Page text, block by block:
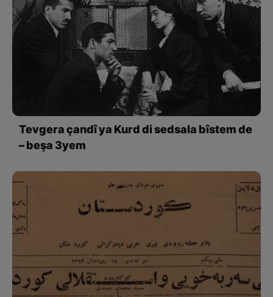
Tevgera çandî ya Kurd di sedsala bîstem de
– beşa 3yem